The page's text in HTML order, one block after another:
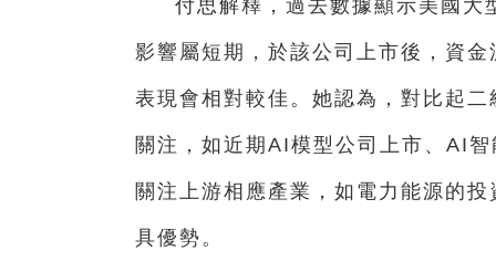
付思解釋，過去數據顯示美國
影響屬短期，於該公司上市後，資
表現會相對較佳。她認為，對比起
關注，如近期AI模型公司上市、AI
關注上游相應產業，如電力能源的
具優勢。